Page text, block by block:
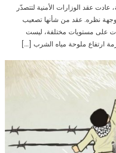
عقد الوزارات الأمنية لتتصدّر
نظره. عقد من شأنها تصعيب
على مستويات مختلفة، ليست
أزمة ارتفاع ملوحة مياه الشرب […]